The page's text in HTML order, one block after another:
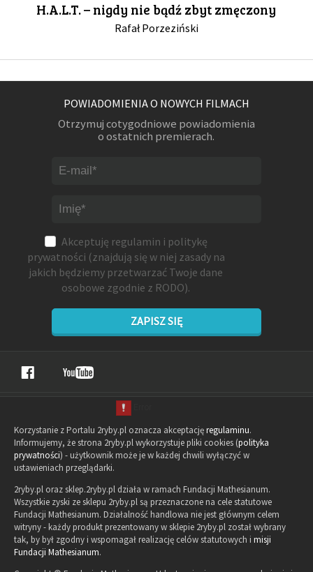
H.A.L.T. – nigdy nie bądź zbyt zmęczony
Rafał Porzeziński
POWIADOMIENIA O NOWYCH FILMACH
Otrzymuj cotygodniowe powiadomienia
o ostatnich premierach.
Akceptuję regulamin i politykę
prywatności (znajdują się w niej zasady na
jakich będziemy przetwarzać Twoje dane
osobowe zgodnie z RODO).
ZAPISZ SIĘ
Korzystanie z Portalu 2ryby.pl oznacza akceptacjęregulaminu.
Informujemy, że strona 2ryby.pl wykorzystuje pliki cookies (polityka
prywatności) - użytkownik może je w każdej chwili wyłączyć w
ustawieniach przeglądarki.
2ryby.pl oraz sklep.2ryby.pl działa w ramach Fundacji Mathesianum.
Wszystkie zyski ze sklepu 2ryby.pl są przeznaczone na cele statutowe
Fundacji Mathesianum. Działalność handlowa nie jest głównym celem
witryny - każdy produkt prezentowany w sklepie 2ryby.pl został wybrany
tak, by był zgodny i wspomagał realizację celów statutowych i misji
Fundacji Mathesianum.